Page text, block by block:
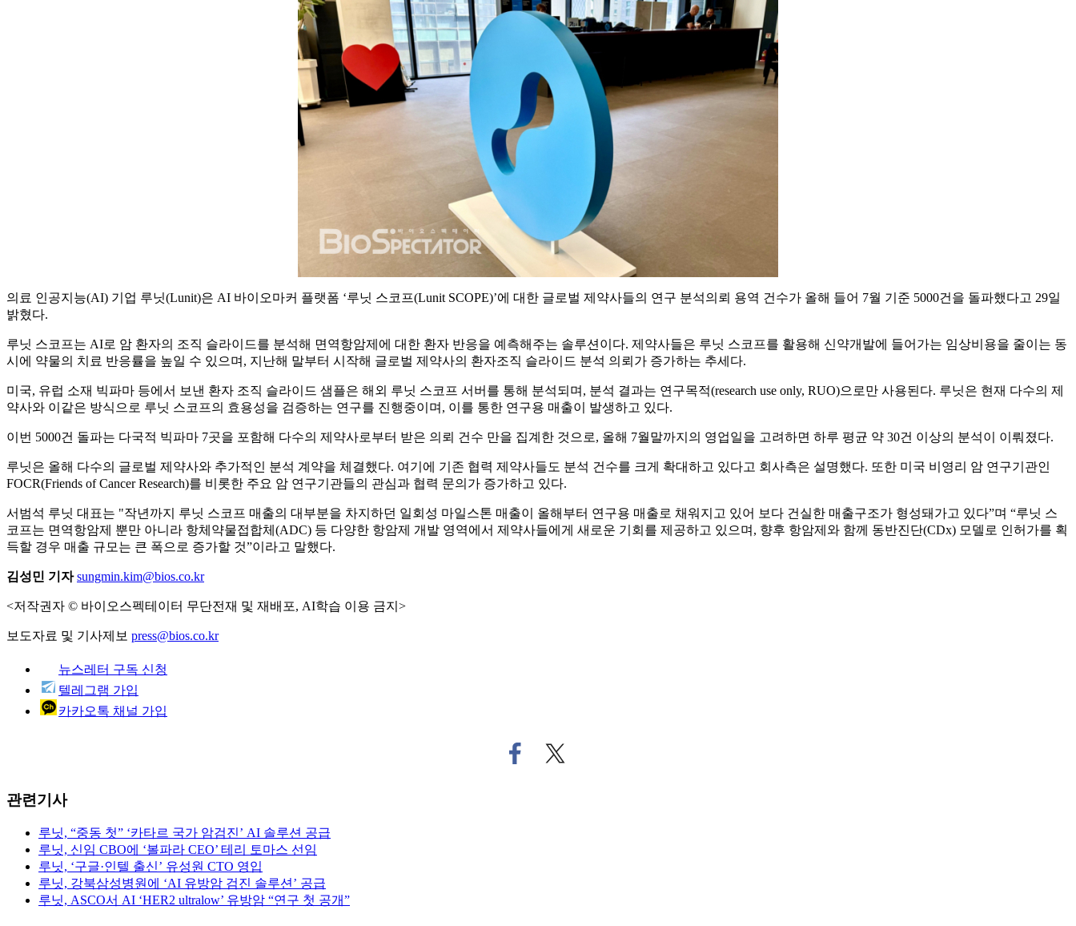
의료 인공지능(AI) 기업 루닛(Lunit)은 AI 바이오마커 플랫폼 ‘루닛 스코프(Lunit SCOPE)’에 대한 글로벌 제약사들의 연구 분석의뢰 용역 건수가 올해 들어 7월 기준 5000건을 돌파했다고 29일
밝혔다.
루닛 스코프는 AI로 암 환자의 조직 슬라이드를 분석해 면역항암제에 대한 환자 반응을 예측해주는 솔루션이다. 제약사들은 루닛 스코프를 활용해 신약개발에 들어가는 임상비용을 줄이는 동
시에 약물의 치료 반응률을 높일 수 있으며, 지난해 말부터 시작해 글로벌 제약사의 환자조직 슬라이드 분석 의뢰가 증가하는 추세다.
미국, 유럽 소재 빅파마 등에서 보낸 환자 조직 슬라이드 샘플은 해외 루닛 스코프 서버를 통해 분석되며, 분석 결과는 연구목적(research use only, RUO)으로만 사용된다. 루닛은 현재 다수의 제
약사와 이같은 방식으로 루닛 스코프의 효용성을 검증하는 연구를 진행중이며, 이를 통한 연구용 매출이 발생하고 있다.
이번 5000건 돌파는 다국적 빅파마 7곳을 포함해 다수의 제약사로부터 받은 의뢰 건수 만을 집계한 것으로, 올해 7월말까지의 영업일을 고려하면 하루 평균 약 30건 이상의 분석이 이뤄졌다.
루닛은 올해 다수의 글로벌 제약사와 추가적인 분석 계약을 체결했다. 여기에 기존 협력 제약사들도 분석 건수를 크게 확대하고 있다고 회사측은 설명했다. 또한 미국 비영리 암 연구기관인
FOCR(Friends of Cancer Research)를 비롯한 주요 암 연구기관들의 관심과 협력 문의가 증가하고 있다.
서범석 루닛 대표는 "작년까지 루닛 스코프 매출의 대부분을 차지하던 일회성 마일스톤 매출이 올해부터 연구용 매출로 채워지고 있어 보다 건실한 매출구조가 형성돼가고 있다”며 “루닛 스
코프는 면역항암제 뿐만 아니라 항체약물접합체(ADC) 등 다양한 항암제 개발 영역에서 제약사들에게 새로운 기회를 제공하고 있으며, 향후 항암제와 함께 동반진단(CDx) 모델로 인허가를 획
득할 경우 매출 규모는 큰 폭으로 증가할 것”이라고 말했다.
김성민 기자 sungmin.kim@bios.co.kr
<저작권자 © 바이오스펙테이터 무단전재 및 재배포, AI학습 이용 금지>
보도자료 및 기사제보 press@bios.co.kr
뉴스레터 구독 신청
텔레그램 가입
카카오톡 채널 가입
페
이
트
위
관련기사
루닛, “중동 첫” ‘카타르 국가 암검진’ AI 솔루션 공급
루닛, 신임 CBO에 ‘볼파라 CEO’ 테리 토마스 선임
루닛, ‘구글·인텔 출신’ 유성원 CTO 영입
루닛, 강북삼성병원에 ‘AI 유방암 검진 솔루션’ 공급
루닛, ASCO서 AI ‘HER2 ultralow’ 유방암 “연구 첫 공개”